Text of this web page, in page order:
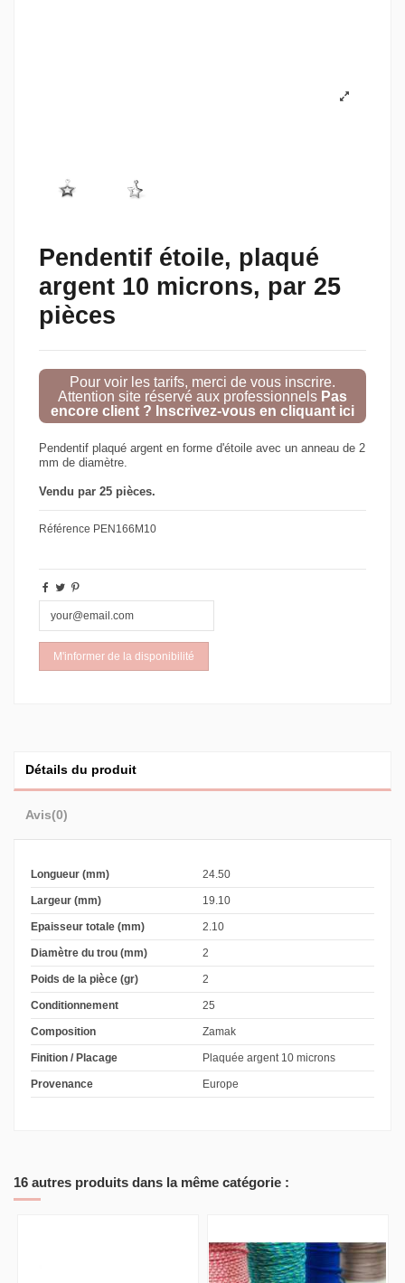
Pendentif étoile, plaqué
argent 10 microns, par 25
pièces
Pour voir les tarifs, merci de vous inscrire.
Attention site réservé aux professionnels Pas
encore client ? Inscrivez-vous en cliquant ici
Pendentif plaqué argent en forme d'étoile avec un anneau de 2
mm de diamètre.
Vendu par 25 pièces.
Référence PEN166M10
Détails du produit
Avis(0)
Longueur (mm) 24.50
Largeur (mm) 19.10
Epaisseur totale (mm) 2.10
Diamètre du trou (mm) 2
Poids de la pièce (gr) 2
Conditionnement 25
Composition Zamak
Finition / Placage Plaquée argent 10 microns
Provenance Europe
16 autres produits dans la même catégorie :